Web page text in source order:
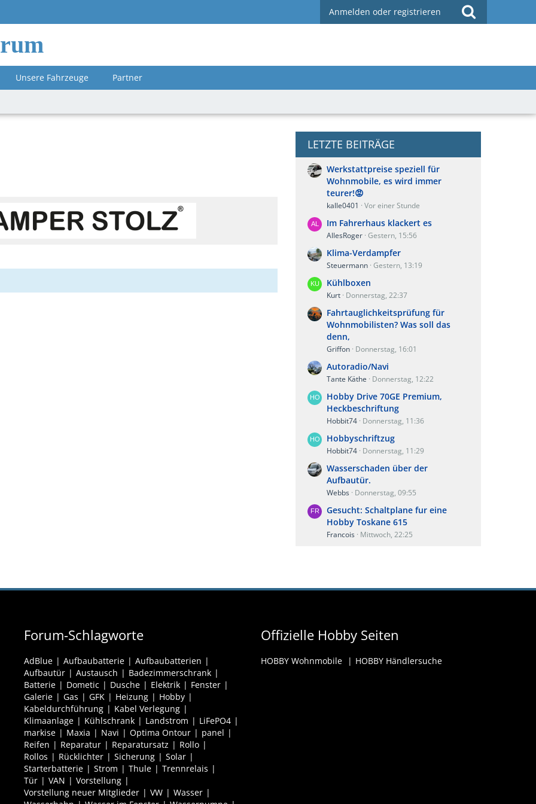
Anmelden oder registrieren
Unsere Fahrzeuge Partner
LETZTE BEITRÄGE
Werkstattpreise speziell für
Wohnmobile, es wird immer
teurer!😡
kalle0401 Vor einer Stunde
Im Fahrerhaus klackert es
AllesRoger Gestern, 15:56
Klima-Verdampfer
Steuermann Gestern, 13:19
Kühlboxen
Kurt Donnerstag, 22:37
Fahrtauglichkeitsprüfung für
Wohnmobilisten? Was soll das
denn,
Griffon Donnerstag, 16:01
Autoradio/Navi
Tante Käthe Donnerstag, 12:22
Hobby Drive 70GE Premium,
Heckbeschriftung
Hobbit74 Donnerstag, 11:36
Hobbyschriftzug
Hobbit74 Donnerstag, 11:29
Wasserschaden über der
Aufbautür.
Webbs Donnerstag, 09:55
Gesucht: Schaltplane fur eine
Hobby Toskane 615
Francois Mittwoch, 22:25
Forum-Schlagworte
AdBlue Aufbaubatterie
Aufbaubatterien
Aufbautür
Austausch
Badezimmerschrank
Batterie
Dometic Dusche Elektrik
Fenster
Galerie
Gas GFK Heizung
Hobby
Kabeldurchführung
Kabel Verlegung
Klimaanlage
Kühlschrank Landstrom
LiFePO4
markise
Maxia Navi Optima Ontour
panel
Reifen
Reparatur Reparatursatz
Rollo
Rollos
Rücklichter Sicherung
Solar
Starterbatterie
Strom Thule
Trennrelais
Tür
VAN
Vorstellung
Vorstellung neuer Mitglieder
VW
Wasser
Offizielle Hobby Seiten
HOBBY Wohnmobile HOBBY Händlersuche